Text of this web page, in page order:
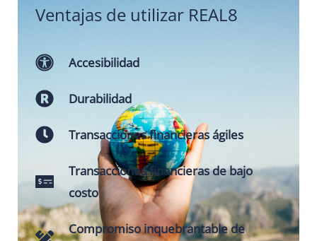
Ventajas de utilizar REAL8
Accesibilidad
Durabilidad
Transacciones financieras ágiles
Transacciones financieras de bajo
costo
Compromiso inquebrantable de